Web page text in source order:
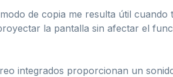
de copia me resulta útil cuando
la pantalla sin afectar el
integrados proporcionan un